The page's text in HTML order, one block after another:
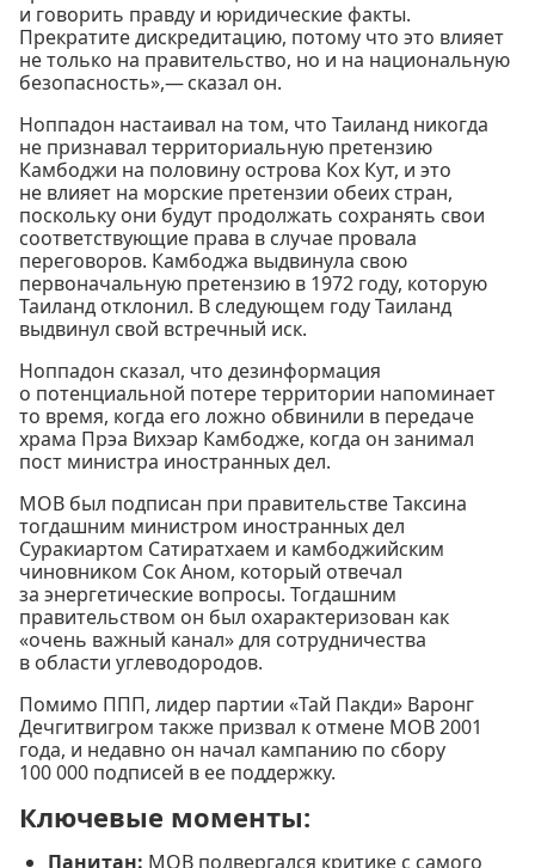
и говорить правду и юридические факты.
Прекратите дискредитацию, потому что это влияет
не только на правительство, но и на национальную
безопасность»,— сказал он.
Ноппадон настаивал на том, что Таиланд никогда
не признавал территориальную претензию
Камбоджи на половину острова Кох Кут, и это
не влияет на морские претензии обеих стран,
поскольку они будут продолжать сохранять свои
соответствующие права в случае провала
переговоров. Камбоджа выдвинула свою
первоначальную претензию в 1972 году, которую
Таиланд отклонил. В следующем году Таиланд
выдвинул свой встречный иск.
Ноппадон сказал, что дезинформация
о потенциальной потере территории напоминает
то время, когда его ложно обвинили в передаче
храма Прэа Вихэар Камбодже, когда он занимал
пост министра иностранных дел.
МОВ был подписан при правительстве Таксина
тогдашним министром иностранных дел
Суракиартом Сатиратхаем и камбоджийским
чиновником Сок Аном, который отвечал
за энергетические вопросы. Тогдашним
правительством он был охарактеризован как
«очень важный канал» для сотрудничества
в области углеводородов.
Помимо ППП, лидер партии «Тай Пакди» Варонг
Дечгитвигром также призвал к отмене МОВ 2001
года, и недавно он начал кампанию по сбору
100 000 подписей в ее поддержку.
Ключевые моменты:
Панитан: МОВ подвергался критике с самого